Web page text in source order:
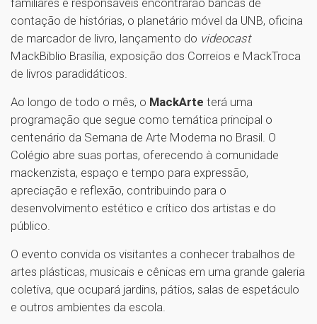
contação de histórias, o planetário móvel da UNB, oficina
de marcador de livro, lançamento do videocast
MackBiblio Brasília, exposição dos Correios e MackTroca
de livros paradidáticos.
Ao longo de todo o mês, o MackArte terá uma
programação que segue como temática principal o
centenário da Semana de Arte Moderna no Brasil. O
Colégio abre suas portas, oferecendo à comunidade
mackenzista, espaço e tempo para expressão,
apreciação e reflexão, contribuindo para o
desenvolvimento estético e crítico dos artistas e do
público.
O evento convida os visitantes a conhecer trabalhos de
artes plásticas, musicais e cênicas em uma grande galeria
coletiva, que ocupará jardins, pátios, salas de espetáculo
e outros ambientes da escola.